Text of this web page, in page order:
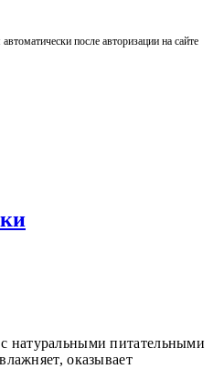
после авторизации на сайте
питательными
оказывает